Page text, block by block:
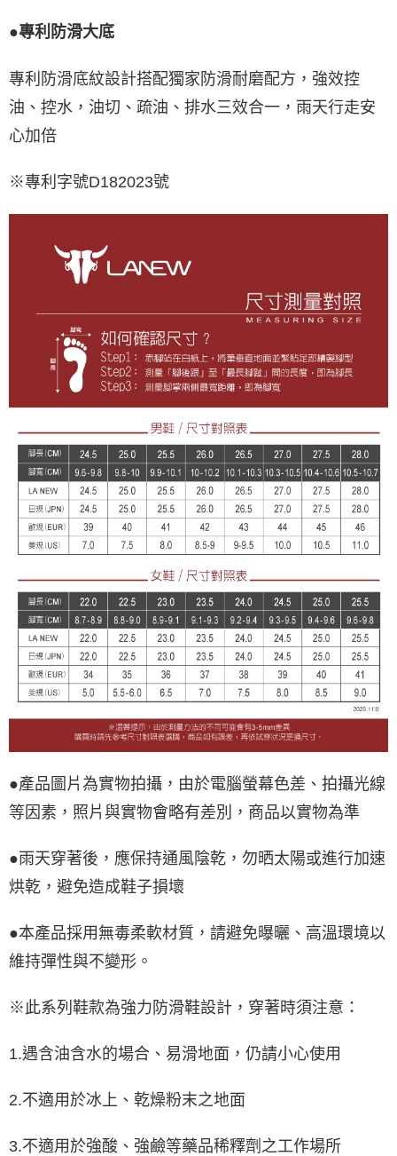
●專利防滑大底
專利防滑底紋設計搭配獨家防滑耐磨配方，強效控
油、控水，油切、疏油、排水三效合一，雨天行走安
心加倍
※專利字號D182023號
●產品圖片為實物拍攝，由於電腦螢幕色差、拍攝光線
等因素，照片與實物會略有差別，商品以實物為準
●雨天穿著後，應保持通風陰乾，勿晒太陽或進行加速
烘乾，避免造成鞋子損壞
●本產品採用無毒柔軟材質，請避免曝曬、高溫環境以
維持彈性與不變形。
※此系列鞋款為強力防滑鞋設計，穿著時須注意：
1.遇含油含水的場合、易滑地面，仍請小心使用
2.不適用於冰上、乾燥粉末之地面
3.不適用於強酸、強鹼等藥品稀釋劑之工作場所